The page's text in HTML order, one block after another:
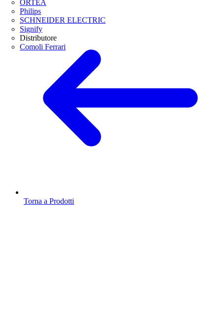
ORTEA
Philips
SCHNEIDER ELECTRIC
Signify
Distributore
Comoli Ferrari
Torna a Prodotti